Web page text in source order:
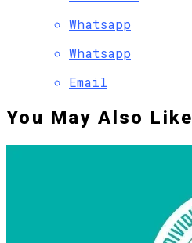
Whatsapp
Whatsapp
Email
You May Also Like